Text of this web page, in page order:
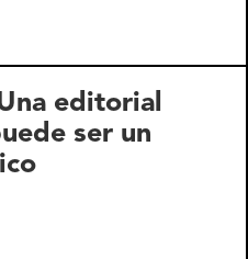
editorial
ser un